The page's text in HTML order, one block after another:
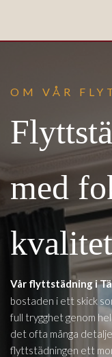
OM VÅR
med
kvalitet
Vår flyttstädning i
bostaden i ett skick
full trygghet genom
det ofta många
flyttstädningen ett